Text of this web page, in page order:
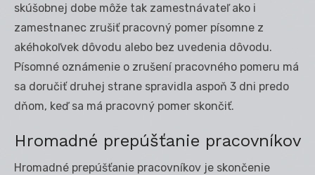
skúšobnej dobe môže tak zamestnávateľ ako i
zamestnanec zrušiť pracovný pomer písomne z
akéhokoľvek dôvodu alebo bez uvedenia dôvodu.
Písomné oznámenie o zrušení pracovného pomeru má
sa doručiť druhej strane spravidla aspoň 3 dni predo
dňom, keď sa má pracovný pomer skončiť.
Hromadné prepúšťanie pracovníkov
Hromadné prepúšťanie pracovníkov je skončenie